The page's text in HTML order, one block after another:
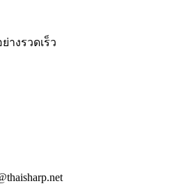
างรวดเร็ว